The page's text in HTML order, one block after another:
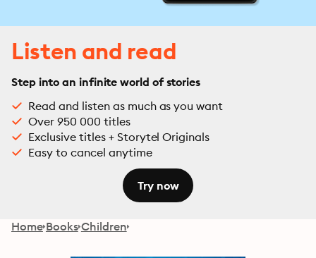
Listen and read
Step into an infinite world of stories
Read and listen as much as you want
Over 950 000 titles
Exclusive titles + Storytel Originals
Easy to cancel anytime
Try now
Home Books Children